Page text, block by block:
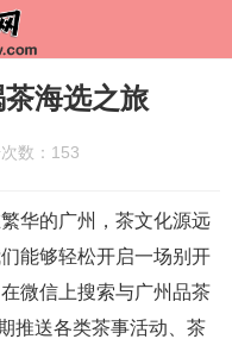
海选之旅
数：153
华的广州，茶文化源远
能够轻松开启一场别开
微信上搜索与广州品茶
推送各类茶事活动、茶